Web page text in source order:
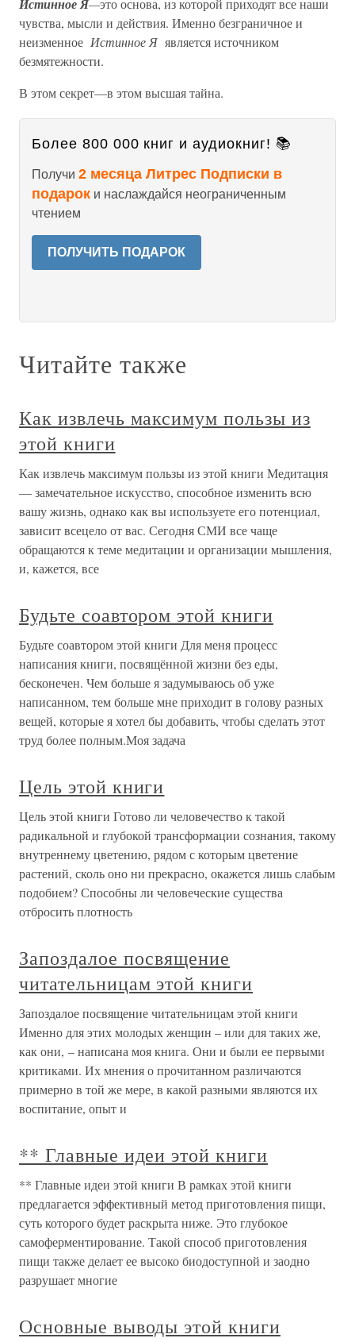
Истинное Я—это основа, из которой приходят все наши
чувства, мысли и действия. Именно безграничное и
неизменное Истинное Я является источником
безмятежности.
В этом секрет—в этом высшая тайна.
Более 800 000 книг и аудиокниг! 📚
Получи 2 месяца Литрес Подписки в
подарок и наслаждайся неограниченным
чтением
ПОЛУЧИТЬ ПОДАРОК
Читайте также
Как извлечь максимум пользы из
этой книги
Как извлечь максимум пользы из этой книги Медитация
— замечательное искусство, способное изменить всю
вашу жизнь, однако как вы используете его потенциал,
зависит всецело от вас. Сегодня СМИ все чаще
обращаются к теме медитации и организации мышления,
и, кажется, все
Будьте соавтором этой книги
Будьте соавтором этой книги Для меня процесс
написания книги, посвящённой жизни без еды,
бесконечен. Чем больше я задумываюсь об уже
написанном, тем больше мне приходит в голову разных
вещей, которые я хотел бы добавить, чтобы сделать этот
труд более полным.Моя задача
Цель этой книги
Цель этой книги Готово ли человечество к такой
радикальной и глубокой трансформации сознания, такому
внутреннему цветению, рядом с которым цветение
растений, сколь оно ни прекрасно, окажется лишь слабым
подобием? Способны ли человеческие существа
отбросить плотность
Запоздалое посвящение
читательницам этой книги
Запоздалое посвящение читательницам этой книги
Именно для этих молодых женщин – или для таких же,
как они, – написана моя книга. Они и были ее первыми
критиками. Их мнения о прочитанном различаются
примерно в той же мере, в какой разными являются их
воспитание, опыт и
** Главные идеи этой книги
** Главные идеи этой книги В рамках этой книги
предлагается эффективный метод приготовления пищи,
суть которого будет раскрыта ниже. Это глубокое
самоферментирование. Такой способ приготовления
пищи также делает ее высоко биодоступной и заодно
разрушает многие
Основные выводы этой книги